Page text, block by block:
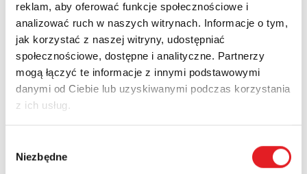
reklam, aby oferować funkcje społecznościowe i
analizować ruch w naszych witrynach. Informacje o tym,
jak korzystać z naszej witryny, udostępniać
społecznościowe, dostępne i analityczne. Partnerzy
mogą łączyć te informacje z innymi podstawowymi
danymi od Ciebie lub uzyskiwanymi podczas korzystania
z ich usług.
zgody
Niezbędne
Imię i nazwisko: *
Adres e-mail: *
Nazwa firmy: